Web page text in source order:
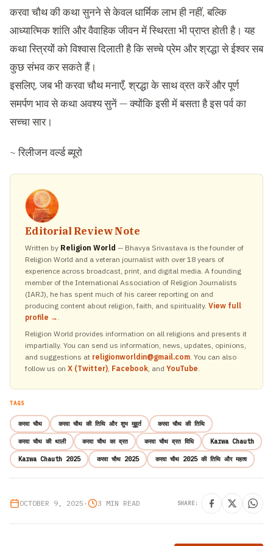
करवा चौथ की कथा सुनने से केवल धार्मिक लाभ ही नहीं, बल्कि
आध्यात्मिक शांति और वैवाहिक जीवन में स्थिरता भी प्राप्त होती है। यह
कथा स्त्रियों को विश्वास दिलाती है कि सच्चे प्रेम और श्रद्धा से ईश्वर सब
कुछ संभव कर सकते हैं।
इसलिए, जब भी करवा चौथ मनाएँ, श्रद्धा के साथ व्रत करें और पूर्ण
समर्पण भाव से कथा अवश्य सुनें — क्योंकि इसी में बसता है इस पर्व का
सच्चा सार।
~ रिलीजन वर्ल्ड ब्यूरो
Editorial Review Note
Written by Religion World — Bhavya Srivastava is the founder of
Religion World and a veteran journalist with over 18 years of
experience across broadcast, print, and digital media. A founding
member of the International Association of Religion Journalists
(IARJ), he has spent much of his career reporting on and
producing content about religion, faith, and spirituality. View full
profile → .
Religion World provides information on all religions and presents it
impartially. You can send us information, news, updates, opinions,
and suggestions at religionworldin@gmail.com. You can also
follow us on X (Twitter), Facebook, and YouTube.
TAGS
करवा चौथ करवा चौथ की तिथि और शुभ मुहूर्त करवा चौथ की तिथि
करवा चौथ की थाली करवा चौथ का व्रत करवा चौथ व्रत विधि Karwa Chauth
Karwa Chauth 2025 करवा चौथ 2025 करवा चौथ 2025 की तिथि और महत्व
OCTOBER 9, 2025 • 3 MIN READ SHARE: